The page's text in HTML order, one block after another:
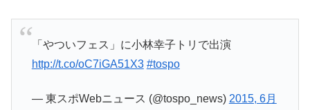
「やついフェス」に小林幸子トリで出演
http://t.co/oC7iGA51X3 #tospo
— 東スポWebニュース (@tospo_news) 2015, 6月